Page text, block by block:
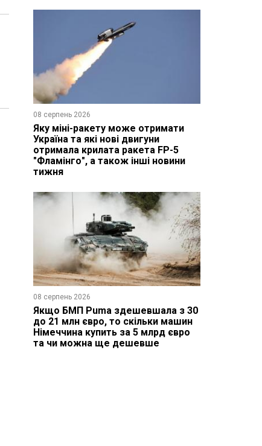
08 серпень 2026
Яку міні-ракету може отримати
Україна та які нові двигуни
отримала крилата ракета FP-5
"Фламінго", а також інші новини
тижня
08 серпень 2026
Якщо БМП Puma здешевшала з 30
до 21 млн євро, то скільки машин
Німеччина купить за 5 млрд євро
та чи можна ще дешевше